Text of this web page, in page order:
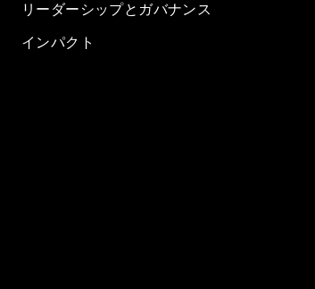
リーダーシップとガバナンス
インパクト